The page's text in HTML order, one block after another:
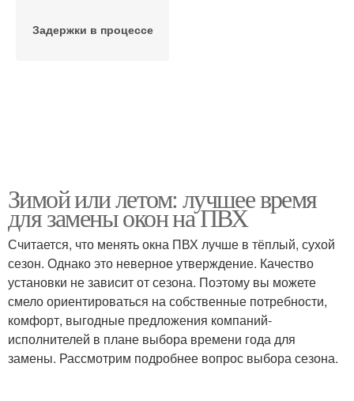
Задержки в процессе
Зимой или летом: лучшее время
для замены окон на ПВХ
Считается, что менять окна ПВХ лучше в тёплый, сухой
сезон. Однако это неверное утверждение. Качество
установки не зависит от сезона. Поэтому вы можете
смело ориентироваться на собственные потребности,
комфорт, выгодные предложения компаний-
исполнителей в плане выбора времени года для
замены. Рассмотрим подробнее вопрос выбора сезона.